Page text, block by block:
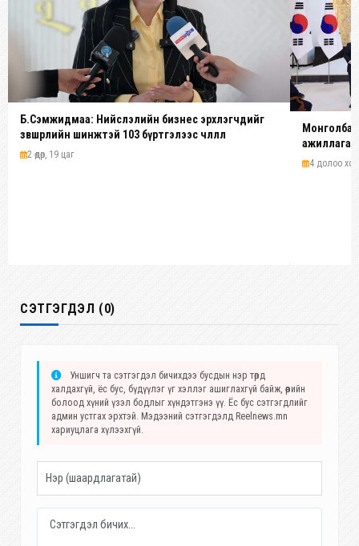
Б.Сэмжидмаа: Нийслэлийн бизнес эрхлэгчдийг
зөвшөөрлийн шинжтэй 103 бүртгэлээс чөлөөллөө
2 өдөр, 19 цаг
4 долоо
СЭТГЭГДЭЛ (0)
Уншигч та сэтгэгдэл бичихдээ бусдын нэр төрд
халдахгүй, ёс бус, бүдүүлэг үг хэллэг ашиглахгүй байж, өөрийн
болоод хүний үзэл бодлыг хүндэтгэнэ үү. Ёс бус сэтгэгдлийг
админ устгах эрхтэй. Мэдээний сэтгэгдэлд Reelnews.mn
хариуцлага хүлээхгүй.